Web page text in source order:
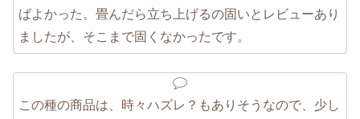
ばよかった。畳んだら立ち上げるの固いとレビューあり
ましたが、そこまで固くなかったです。
この種の商品は、時々ハズレ？もありそうなので、少し